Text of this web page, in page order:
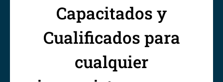
Capacitados y
Cualificados para
cualquier